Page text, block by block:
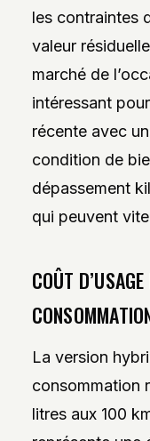
les contraintes
valeur
marché de
intéressant
récente avec
condition de
dépassement
qui peuvent
COÛT
La version
consommation
litres aux 100